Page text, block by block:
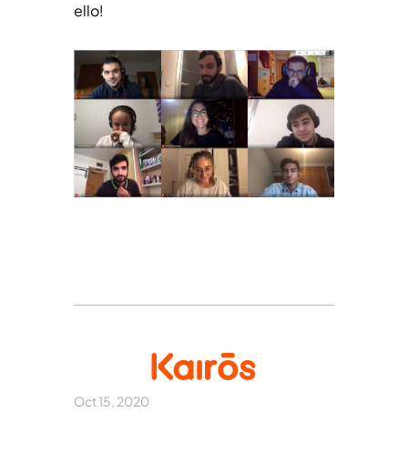
ello!
Oct 15, 2020